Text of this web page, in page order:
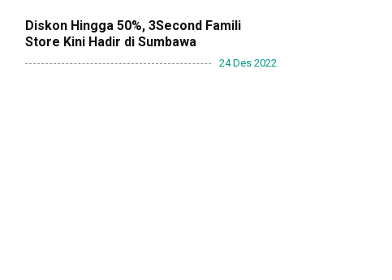
Diskon Hingga 50%, 3Second Famili
Store Kini Hadir di Sumbawa
24 Des 2022